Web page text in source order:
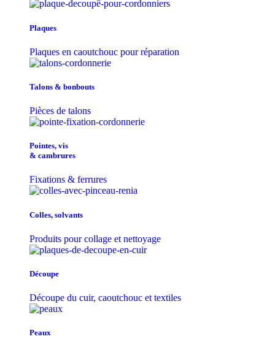
Plaques
Plaques en caoutchouc pour réparation
Talons & bonbouts
Pièces de talons
Pointes, vis
& cambrures
Fixations & ferrures
Colles, solvants
Produits pour collage et nettoyage
Découpe
Découpe du cuir, caoutchouc et textiles
Peaux